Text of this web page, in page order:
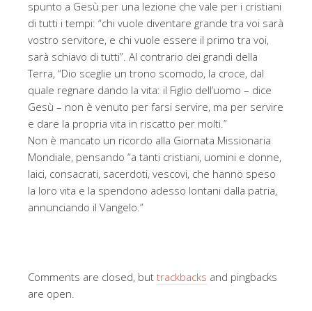
spunto a Gesù per una lezione che vale per i cristiani
di tutti i tempi: “chi vuole diventare grande tra voi sarà
vostro servitore, e chi vuole essere il primo tra voi,
sarà schiavo di tutti”. Al contrario dei grandi della
Terra, “Dio sceglie un trono scomodo, la croce, dal
quale regnare dando la vita: il Figlio dell’uomo – dice
Gesù – non è venuto per farsi servire, ma per servire
e dare la propria vita in riscatto per molti.”
Non è mancato un ricordo alla Giornata Missionaria
Mondiale, pensando “a tanti cristiani, uomini e donne,
laici, consacrati, sacerdoti, vescovi, che hanno speso
la loro vita e la spendono adesso lontani dalla patria,
annunciando il Vangelo.”
Comments are closed, but trackbacks and pingbacks
are open.